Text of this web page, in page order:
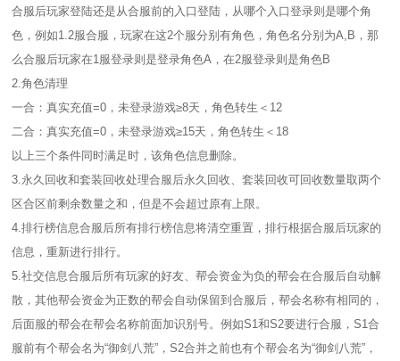
合服后玩家登陆还是从合服前的入口登陆，从哪个入口登录则是哪个角
色，例如1.2服合服，玩家在这2个服分别有角色，角色名分别为A,B，那
么合服后玩家在1服登录则是登录角色A，在2服登录则是角色B
2.角色清理
一合：真实充值=0，未登录游戏≥8天，角色转生＜12
二合：真实充值=0，未登录游戏≥15天，角色转生＜18
以上三个条件同时满足时，该角色信息删除。
3.永久回收和套装回收处理合服后永久回收、套装回收可回收数量取两个
区合区前剩余数量之和，但是不会超过原有上限。
4.排行榜信息合服后所有排行榜信息将清空重置，排行根据合服后玩家的
信息，重新进行排行。
5.社交信息合服后所有玩家的好友、帮会资金为负的帮会在合服后自动解
散，其他帮会资金为正数的帮会自动保留到合服后，帮会名称有相同的，
后面服的帮会在帮会名称前面加识别号。例如S1和S2要进行合服，S1合
服前有个帮会名为“御剑八荒”，S2合并之前也有个帮会名为“御剑八荒”，